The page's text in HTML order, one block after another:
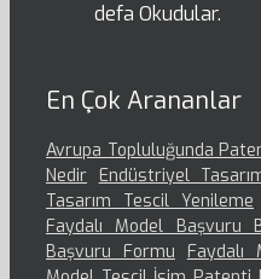
defa Okudular.
En Çok Arananlar
Avrupa Topluluğunda
Nedir Endüstriyel
Tasarım Tescil Yenileme
Faydalı Model Başvuru
Başvuru Formu
Faydalı